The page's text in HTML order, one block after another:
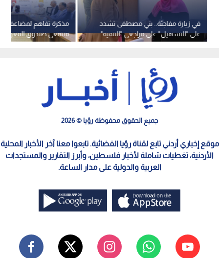
مذكرة تفاهم لمضاعفة
منتفعي صندوق المعونة إلى
في زيارة مفاجئة.. بني مصطفى تشدد
على "التسهيل" على مراجعي "التنمية"
و"المعونة" في سحاب
جميع الحقوق محفوظة رؤيا © 2026
موقع إخباري أردني تابع لقناة رؤيا الفضائية. تابعوا معنا آخر الأخبار المحلية
الأردنية، تغطيات شاملة لأخبار فلسطين، وأبرز التقارير والمستجدات
العربية والدولية على مدار الساعة.